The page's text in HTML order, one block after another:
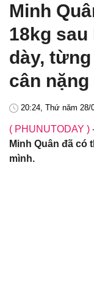
Minh
18kg sau
dày,
cân nặng
20:24, Thứ năm 28/
( PHUNUTODAY )
Minh Quân đã có
mình.